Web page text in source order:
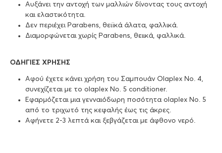
Αυξάνει την αντοχή των μαλλιών δίνοντας τους αντοχή
και ελαστικότητα.
Δεν περιέχει Parabens, θειϊκά άλατα, φαλλικά.
Διαμορφώνεται χωρίς Parabens, θειικά, φαλλικά.
ΟΔΗΓΙΕΣ ΧΡΗΣΗΣ
Αφού έχετε κάνει χρήση του Σαμπουάν Olaplex No. 4,
συνεχίζεται με το olaplex No. 5 conditioner.
Εφαρμόζεται μια γενναιόδωρη ποσότητα olaplex No. 5
από το τριχωτό της κεφαλής έως τις άκρες.
Αφήνετε 2-3 λεπτά και ξεβγάζεται με άφθονο νερό.